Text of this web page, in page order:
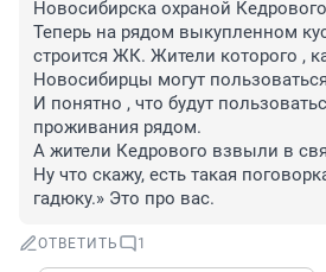
Новосибирска охраной
Теперь на рядом выкупленном
строится ЖК. Жители которого ,
Новосибирцы могут
И понятно , что будут
проживания рядом.
А жители Кедрового взвыли в
Ну что скажу, есть такая
гадюку.» Это про вас.
ОТВЕТИТЬ 1